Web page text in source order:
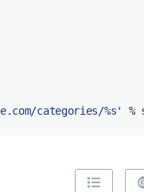
categories/%s' %